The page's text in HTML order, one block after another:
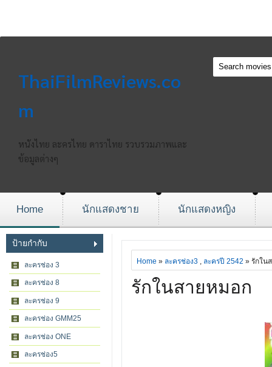
ThaiFilmReviews.co
m
หนังไทย ละครไทย ดาราไทย รวบรวมภาพและ
ข้อมูลต่างๆ
Home นักแสดงชาย นักแสดงหญิง
ป้ายกำกับ
ละครช่อง 3
ละครช่อง 8
ละครช่อง 9
ละครช่อง GMM25
ละครช่อง ONE
ละครช่อง5
Home » ละครช่อง3 , ละครปี 2542 » รักใน
รักในสายหมอก